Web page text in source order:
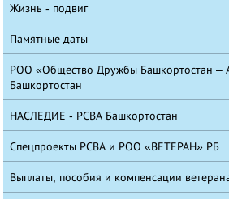
Жизнь - подвиг
Памятные даты
РОО «Общество Дружбы Башкортостан –
Башкортостан
НАСЛЕДИЕ - РСВА Башкортостан
Спецпроекты РСВА и РОО «ВЕТЕРАН» РБ
Выплаты, пособия и компенсации